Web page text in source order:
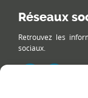
Réseaux
Retrouvez les
sociaux.